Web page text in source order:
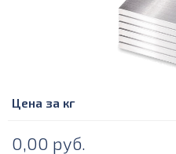
Цена за кг
0,00 руб.